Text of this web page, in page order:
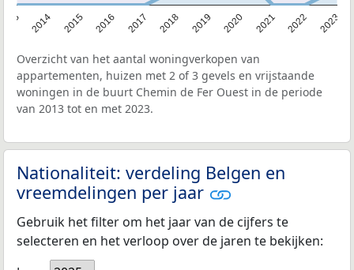
2014 2015 2016 2017 2018 2019 2020 2021 2022 2023
Overzicht van het aantal woningverkopen van
appartementen, huizen met 2 of 3 gevels en vrijstaande
woningen in de buurt Chemin de Fer Ouest in de periode
van 2013 tot en met 2023.
Nationaliteit: verdeling Belgen en
vreemdelingen per jaar
Gebruik het filter om het jaar van de cijfers te
selecteren en het verloop over de jaren te bekijken: